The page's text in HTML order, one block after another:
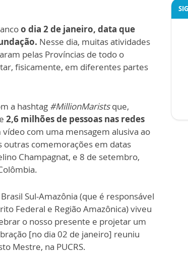
o dia 2 de janeiro, data que
Nesse dia, muitas atividades
pelas Províncias de todo o
fisicamente, em diferentes partes
a hashtag #MillionMaristsque,
2,6 milhões de pessoas nas redes
com uma mensagem alusiva ao
outras comemorações em datas
Champagnat, e 8 de setembro,
Sul-Amazônia (que é responsável
Federal e Região Amazônica) viveu
o nosso presente e projetar um
[no dia 02 de janeiro] reuniu
Mestre, na PUCRS.